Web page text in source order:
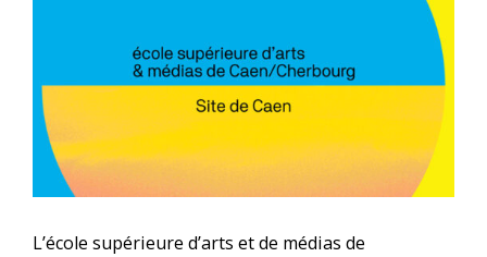
L’école supérieure d’arts et de médias de